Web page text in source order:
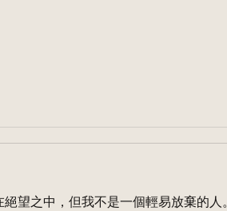
望之中，但我不是一個輕易放棄的人。